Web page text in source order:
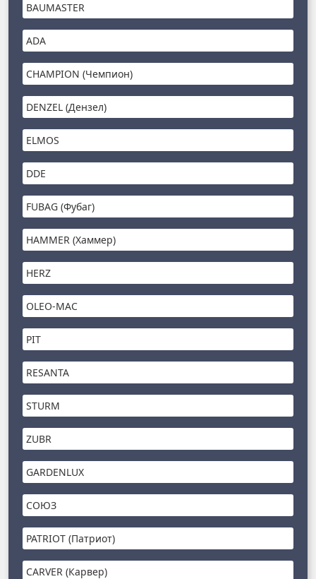
BAUMASTER
ADA
CHAMPION (Чемпион)
DENZEL (Дензел)
ELMOS
DDE
FUBAG (Фубаг)
HAMMER (Хаммер)
HERZ
OLEO-MAC
PIT
RESANTA
STURM
ZUBR
GARDENLUX
СОЮЗ
PATRIOT (Патриот)
CARVER (Карвер)